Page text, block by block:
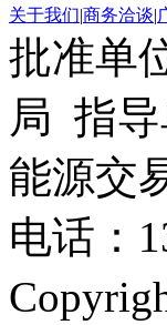
关于我们|商务洽谈|
批准单
局 指
能源交
电话：